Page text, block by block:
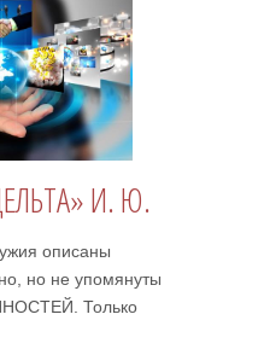
И. Ю.
описаны
но не упомянуты
Только